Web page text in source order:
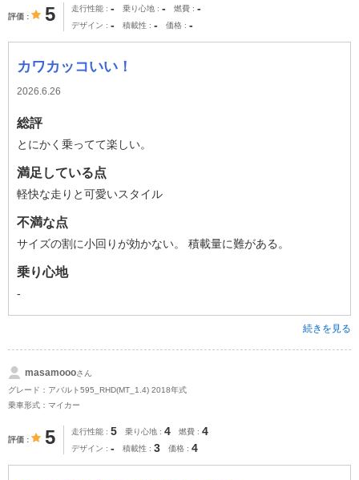
評価 5 走行性能 - 乗り心地 - 燃費 -
デザイン - 積載性 - 価格 -
カワカッコいい！
2026.6.26
総評
とにかく乗ってて楽しい。
満足している点
軽快な走りと可愛いスタイル
不満な点
サイズの割に小回りが効かない。 積載量に難がある。
乗り心地
-
続きを見る
masamoooさん
グレード：アバルト595_RHD(MT_1.4) 2018年式
乗車形式：マイカー
評価 5 走行性能 5 乗り心地 4 燃費 4
デザイン - 積載性 3 価格 4